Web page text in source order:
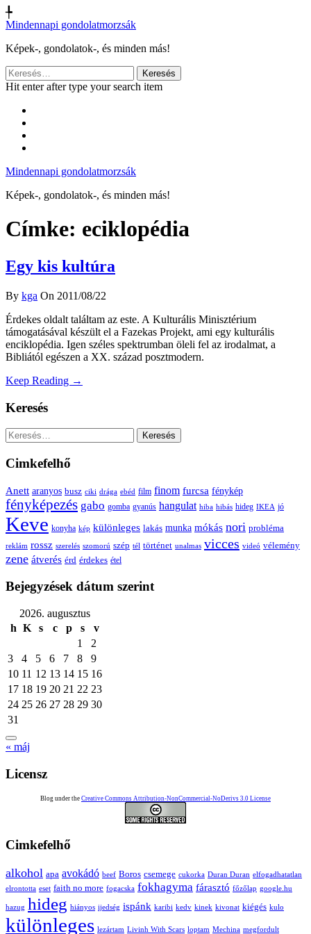
╄
Mindennapi gondolatmorzsák
Képek-, gondolatok-, és minden más!
Keresés:
Hit enter after type your search item
Mindennapi gondolatmorzsák
Képek-, gondolatok-, és minden más!
Címke: eciklopédia
Egy kis kultúra
By kga On 2011/08/22
Érdekes oldalt találtam az este. A Kulturális Minisztérium
támogatásával készült el a Fazekas Projekt, ami egy kulturális
enciklopédia. Igen széles spektrumban öleli fel az irodalmat, a
Bibliától egészen a XX. század posztmodern.
Keep Reading →
Keresés
Keresés:
Cimkefelhő
Anett aranyos busz ciki drága ebéd film finom furcsa fénykép
fényképezés gabo gomba gyanús hangulat hiba hibás hideg IKEA jó
Keve konyha kép különleges lakás munka mókás nori probléma
reklám rossz szerelés szomorú szép tél történet unalmas vicces videó vélemény
zene átverés érd érdekes étel
Bejegyzések dátum szerint
2026. augusztus
h K s c p s
v
1
2
3
4 5 6 7 8
9
10 11 12 13 14 15 16
17 18 19 20 21 22 23
24 25 26 27 28 29 30
31
« máj
Licensz
Blog under the Creative Commons Attribution-NonCommercial-NoDerivs 3.0 License
Cimkefelhő
alkohol apa avokádó beef Boros csemege cukorka Duran Duran elfogadhatatlan
elrontotta eset faith no more fogacska fokhagyma fárasztó főzőlap google.hu
hazug hideg hiányos ijedség ispánk karibi kedv kinek kivonat kiégés kulo
különleges lezártam Livinh With Scars loptam Mechina megfordult